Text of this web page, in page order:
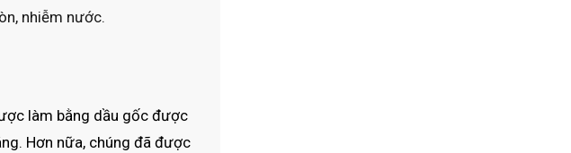
nhiễm nước.
làm bằng dầu gốc được
Hơn nữa, chúng đã được